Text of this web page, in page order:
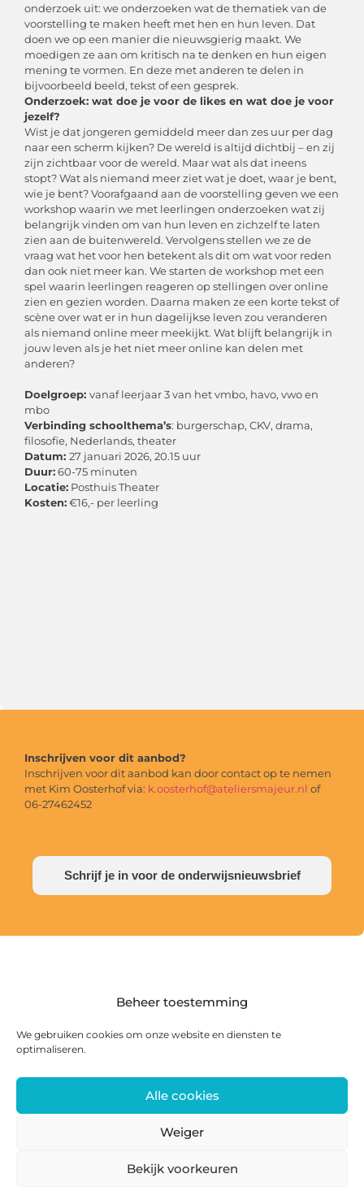
Beheer toestemming
We gebruiken cookies om onze website en diensten te
optimaliseren.
Alle cookies
Weiger
Bekijk voorkeuren
onderzoek uit: we onderzoeken wat de thematiek van de
voorstelling te maken heeft met hen en hun leven. Dat
doen we op een manier die nieuwsgierig maakt. We
moedigen ze aan om kritisch na te denken en hun eigen
mening te vormen. En deze met anderen te delen in
bijvoorbeeld beeld, tekst of een gesprek.
Onderzoek: wat doe je voor de likes en wat doe je voor
jezelf?
Wist je dat jongeren gemiddeld meer dan zes uur per dag
naar een scherm kijken? De wereld is altijd dichtbij – en zij
zijn zichtbaar voor de wereld. Maar wat als dat ineens
stopt? Wat als niemand meer ziet wat je doet, waar je bent,
wie je bent? Voorafgaand aan de voorstelling geven we een
workshop waarin we met leerlingen onderzoeken wat zij
belangrijk vinden om van hun leven en zichzelf te laten
zien aan de buitenwereld. Vervolgens stellen we ze de
vraag wat het voor hen betekent als dit om wat voor reden
dan ook niet meer kan. We starten de workshop met een
spel waarin leerlingen reageren op stellingen over online
zien en gezien worden. Daarna maken ze een korte tekst of
scène over wat er in hun dagelijkse leven zou veranderen
als niemand online meer meekijkt. Wat blijft belangrijk in
jouw leven als je het niet meer online kan delen met
anderen?
Doelgroep: vanaf leerjaar 3 van het vmbo, havo, vwo en
mbo
Verbinding schoolthema’s: burgerschap, CKV, drama,
filosofie, Nederlands, theater
Datum: 27 januari 2026, 20.15 uur
Duur:60-75 minuten
Locatie: Posthuis Theater
Kosten:€16,- per leerling
Inschrijven voor dit aanbod?
Inschrijven voor dit aanbod kan door contact op te nemen
met Kim Oosterhof via: k.oosterhof@ateliersmajeur.nl of
06-27462452
Schrijf je in voor de onderwijsnieuwsbrief
Postadres: Postbus 285, 8440 AG Heerenveen |
Bezoekadres: Zwanedrift 2, 8446 KS Heerenveen
0513 468 158 | info@ateliersmajeur.nl